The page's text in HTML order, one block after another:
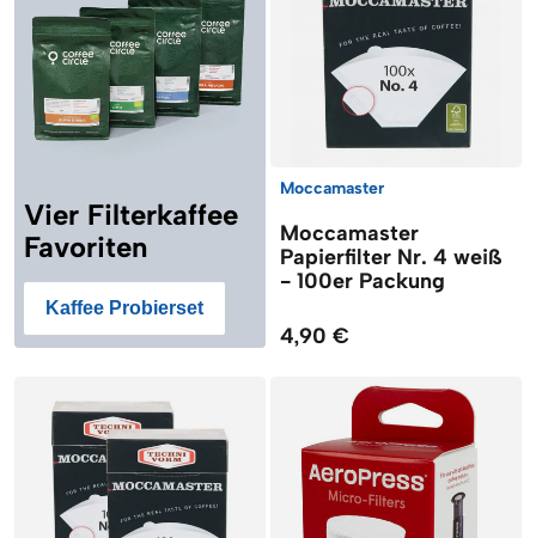
Vier Filterkaffee
Favoriten
Kaffee Probierset
Moccamaster
Moccamaster
Papierfilter Nr. 4 weiß
- 100er Packung
4,90 €